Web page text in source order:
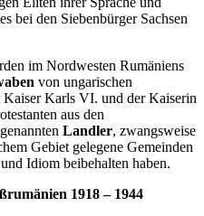
bei den Siebenbürger Sachsen
im Nordwesten Rumäniens
von ungarischen
Karls VI. und der Kaiserin
aus den
Landler, zwangsweise
Gebiet gelegene Gemeinden
Idiom beibehalten haben.
1918 – 1944